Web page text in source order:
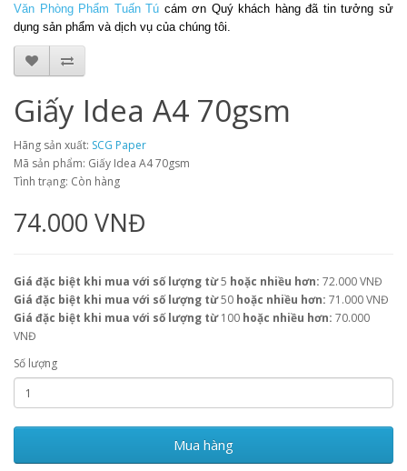
Văn Phòng Phẩm Tuấn Tú cám ơn Quý khách hàng đã tin tưởng sử
dụng sản phẩm và dịch vụ của chúng tôi.
Giấy Idea A4 70gsm
Hãng sản xuất: SCG Paper
Mã sản phẩm: Giấy Idea A4 70gsm
Tình trạng: Còn hàng
74.000 VNĐ
Giá đặc biệt khi mua với số lượng từ5 hoặc nhiều hơn: 72.000 VNĐ
Giá đặc biệt khi mua với số lượng từ50 hoặc nhiều hơn: 71.000 VNĐ
Giá đặc biệt khi mua với số lượng từ100 hoặc nhiều hơn: 70.000
VNĐ
Số lượng
Mua hàng